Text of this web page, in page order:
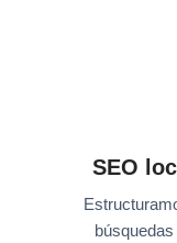
SEO